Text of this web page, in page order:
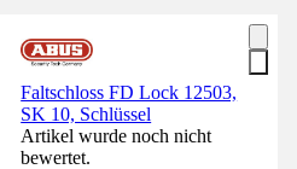
Faltschloss FD Lock 12503,
SK 10, Schlüssel
Artikel wurde noch nicht
bewertet.